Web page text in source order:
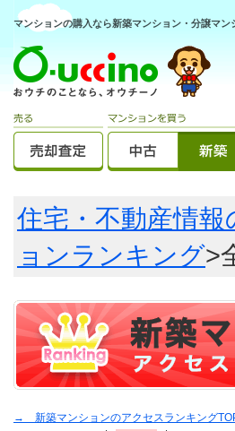
マンションの購入なら新築マンション・分譲マ
住宅・不動産情報
ョンランキング>
→ 新築マンションのアクセスランキング